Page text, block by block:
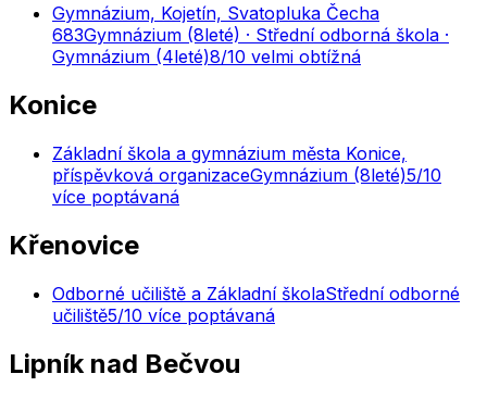
Gymnázium, Kojetín, Svatopluka Čecha
683Gymnázium (8leté) · Střední odborná škola ·
Gymnázium (4leté)8/10 velmi obtížná
Konice
Základní škola a gymnázium města Konice,
příspěvková organizaceGymnázium (8leté)5/10
více poptávaná
Křenovice
Odborné učiliště a Základní školaStřední odborné
učiliště5/10 více poptávaná
Lipník nad Bečvou